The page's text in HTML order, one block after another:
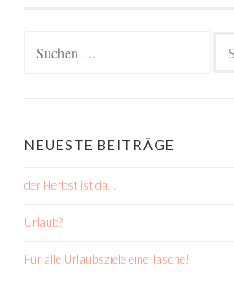
NEUESTE BEITRÄGE
der Herbst ist da…
Urlaub?
Für alle Urlaubsziele eine Tasche!